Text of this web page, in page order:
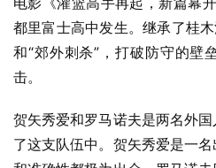
都里富士高中发生。继承了桂
和“郊外刺杀”，打破防守的壁
击。
贺矢秀爱和罗马诺夫是两名外
了这支队伍中。贺矢秀爱是一